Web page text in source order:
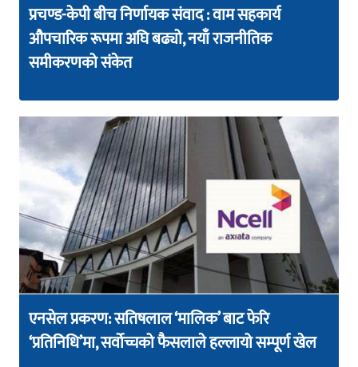
प्रचण्ड-केपी बीच निर्णायक संवाद : वाम सहकार्य
औपचारिक रूपमा अघि बढ्यो, नयाँ राजनीतिक
समीकरणको संकेत
एनसेल प्रकरण: सतिषलाल ‘मालिक’ बाट फेरि
‘प्रतिनिधि’मा, सर्वोच्चको फैसलाले हल्लायो सम्पूर्ण खेल